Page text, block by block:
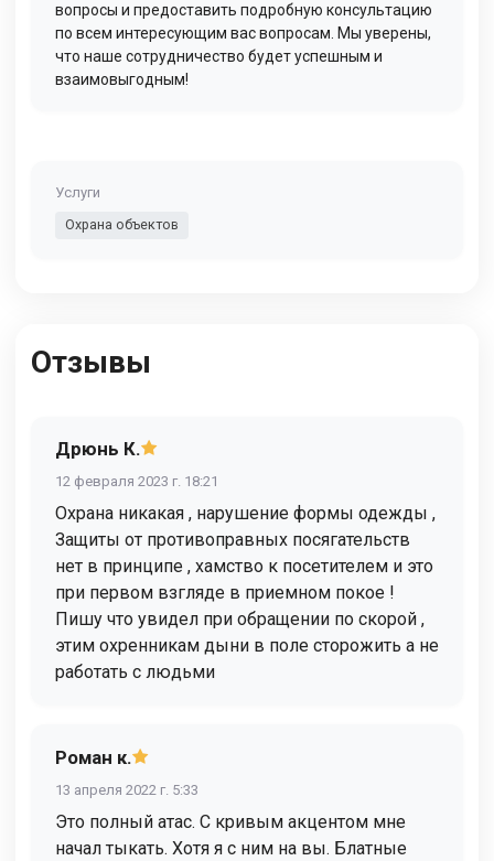
вопросы и предоставить подробную консультацию
по всем интересующим вас вопросам. Мы уверены,
что наше сотрудничество будет успешным и
взаимовыгодным!
Услуги
Охрана объектов
Отзывы
Дрюнь К.
12 февраля 2023 г. 18:21
Охрана никакая , нарушение формы одежды ,
Защиты от противоправных посягательств
нет в принципе , хамство к посетителем и это
при первом взгляде в приемном покое !
Пишу что увидел при обращении по скорой ,
этим охренникам дыни в поле сторожить а не
работать с людьми
Роман к.
13 апреля 2022 г. 5:33
Это полный атас. С кривым акцентом мне
начал тыкать. Хотя я с ним на вы. Блатные